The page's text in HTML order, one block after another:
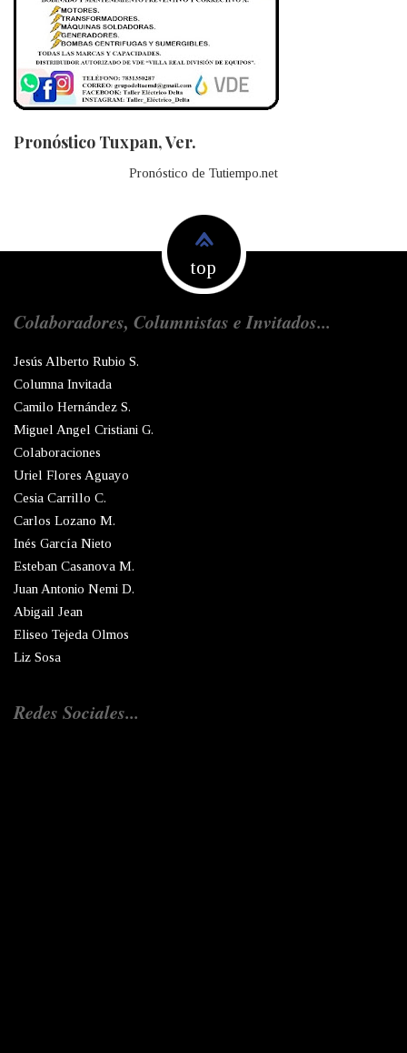
Pronóstico Tuxpan, Ver.
Pronóstico de Tutiempo.net
top
Colaboradores, Columnistas e Invitados...
Jesús Alberto Rubio S.
Columna Invitada
Camilo Hernández S.
Miguel Angel Cristiani G.
Colaboraciones
Uriel Flores Aguayo
Cesia Carrillo C.
Carlos Lozano M.
Inés García Nieto
Esteban Casanova M.
Juan Antonio Nemi D.
Abigail Jean
Eliseo Tejeda Olmos
Liz Sosa
Redes Sociales...